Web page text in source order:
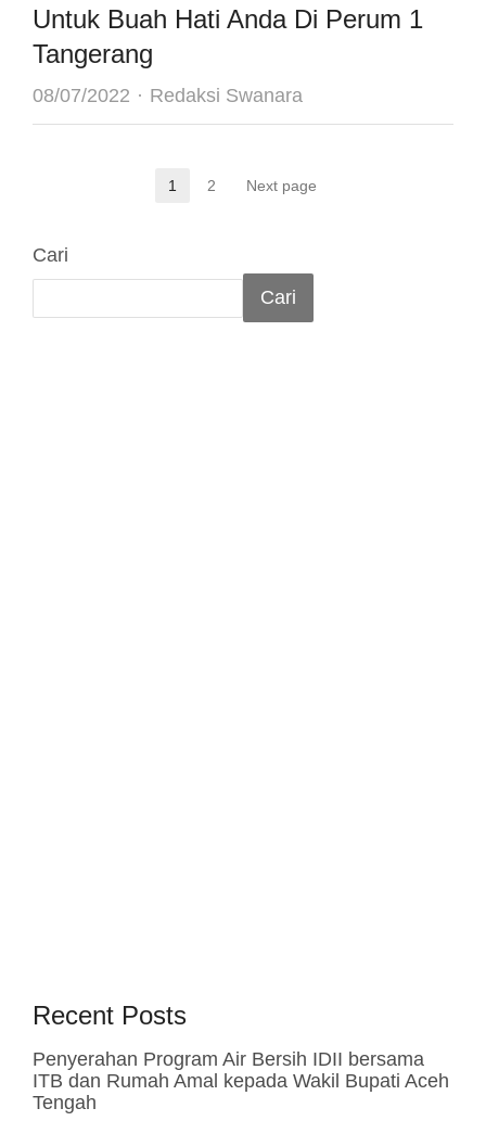
Untuk Buah Hati Anda Di Perum 1
Tangerang
08/07/2022 Author
Redaksi Swanara
Page
1 Page
2 Next page
Cari
Cari
Recent Posts
Penyerahan Program Air Bersih IDII bersama
ITB dan Rumah Amal kepada Wakil Bupati Aceh
Tengah